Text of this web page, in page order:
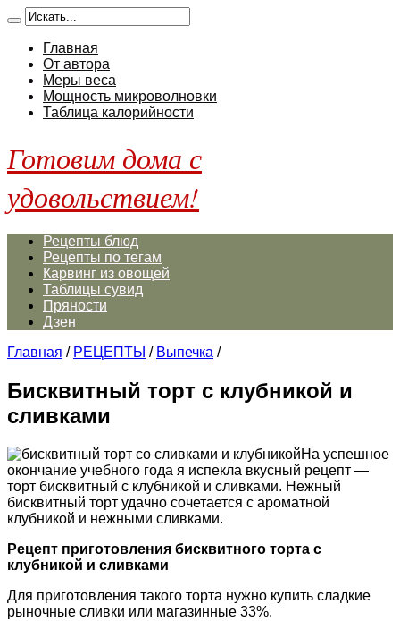
Главная
От автора
Меры веса
Мощность микроволновки
Таблица калорийности
Готовим дома с
удовольствием!
Рецепты блюд
Рецепты по тегам
Карвинг из овощей
Таблицы сувид
Пряности
Дзен
Главная / РЕЦЕПТЫ / Выпечка /
Бисквитный торт с клубникой и
сливками
На успешное
окончание учебного года я испекла вкусный рецепт —
торт бисквитный с клубникой и сливками. Нежный
бисквитный торт удачно сочетается с ароматной
клубникой и нежными сливками.
Рецепт приготовления бисквитного торта с
клубникой и сливками
Для приготовления такого торта нужно купить сладкие
рыночные сливки или магазинные 33%.